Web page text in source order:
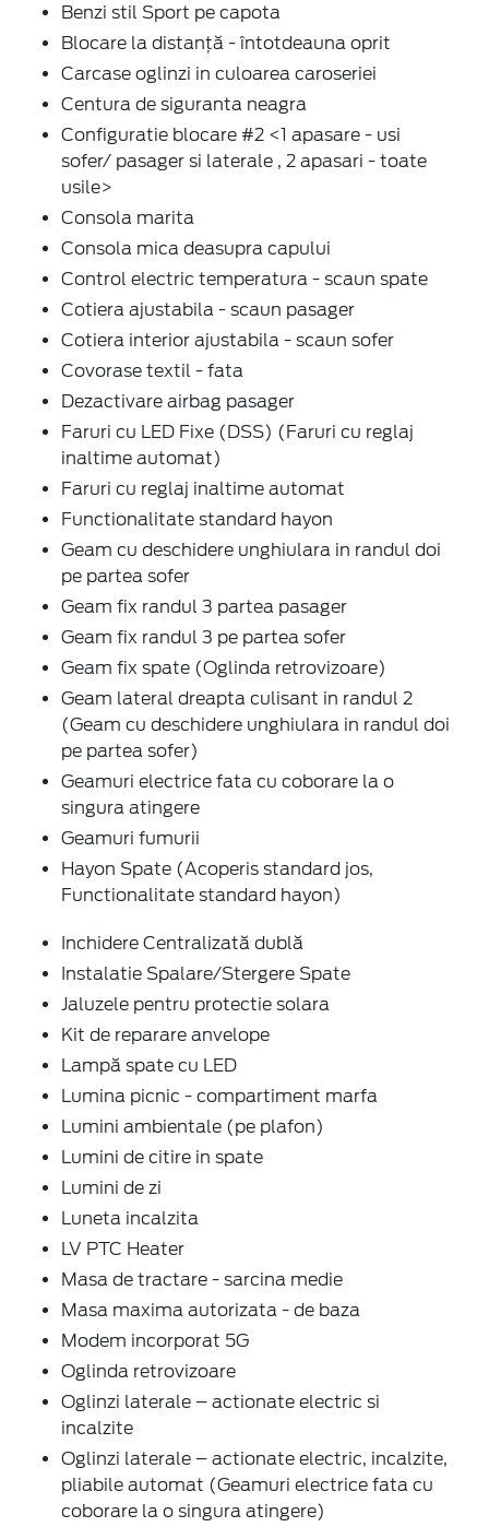
Benzi stil Sport pe capota
Blocare la distanță - întotdeauna oprit
Carcase oglinzi in culoarea caroseriei
Centura de siguranta neagra
Configuratie blocare #2 <1 apasare - usi
sofer/ pasager si laterale , 2 apasari - toate
usile>
Consola marita
Consola mica deasupra capului
Control electric temperatura - scaun spate
Cotiera ajustabila - scaun pasager
Cotiera interior ajustabila - scaun sofer
Covorase textil - fata
Dezactivare airbag pasager
Faruri cu LED Fixe (DSS) (Faruri cu reglaj
inaltime automat)
Faruri cu reglaj inaltime automat
Functionalitate standard hayon
Geam cu deschidere unghiulara in randul doi
pe partea sofer
Geam fix randul 3 partea pasager
Geam fix randul 3 pe partea sofer
Geam fix spate (Oglinda retrovizoare)
Geam lateral dreapta culisant in randul 2
(Geam cu deschidere unghiulara in randul doi
pe partea sofer)
Geamuri electrice fata cu coborare la o
singura atingere
Geamuri fumurii
Hayon Spate (Acoperis standard jos,
Functionalitate standard hayon)
Inchidere Centralizată dublă
Instalatie Spalare/Stergere Spate
Jaluzele pentru protectie solara
Kit de reparare anvelope
Lampă spate cu LED
Lumina picnic - compartiment marfa
Lumini ambientale (pe plafon)
Lumini de citire in spate
Lumini de zi
Luneta incalzita
LV PTC Heater
Masa de tractare - sarcina medie
Masa maxima autorizata - de baza
Modem incorporat 5G
Oglinda retrovizoare
Oglinzi laterale – actionate electric si
incalzite
Oglinzi laterale – actionate electric, incalzite,
pliabile automat (Geamuri electrice fata cu
coborare la o singura atingere)